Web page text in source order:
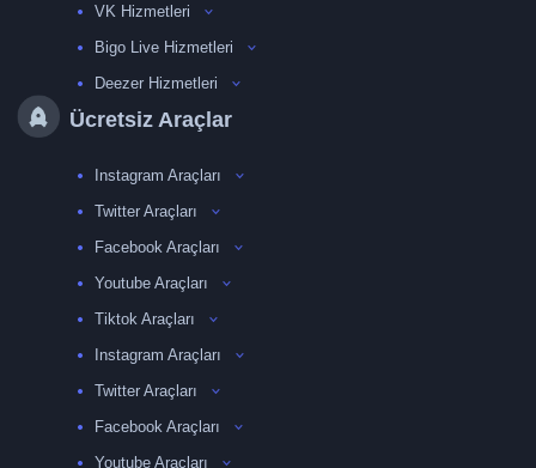
VK Hizmetleri
Bigo Live Hizmetleri
Deezer Hizmetleri
Ücretsiz Araçlar
Instagram Araçları
Twitter Araçları
Facebook Araçları
Youtube Araçları
Tiktok Araçları
Instagram Araçları
Twitter Araçları
Facebook Araçları
Youtube Araçları